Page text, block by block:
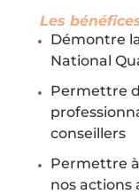
Les
Démontre
National
Permettre
conseillers
Permettre
nos actions